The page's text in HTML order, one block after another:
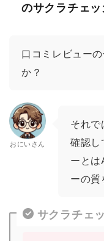
のサクラチェッ
口コミレビュー
か？
おにいさん
それで
確認し
ーと
ーの質
サクラチェ